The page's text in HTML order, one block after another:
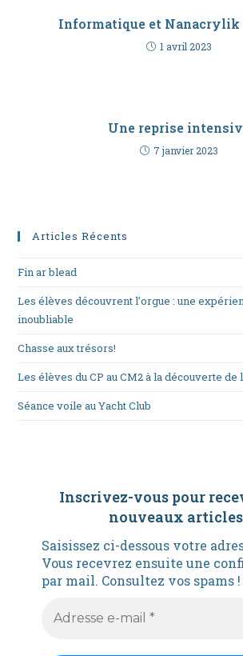
Informatique et Nanacrylik
1 avril 2023
Une reprise
7 janvier 2023
Articles Récents
Fin ar blead
Les élèves découvrent l’orgue : une
inoubliable
Chasse aux trésors!
Les élèves du CP au CM2 à la découverte de
Séance voile au Yacht Club
Inscrivez-vous pour
nouveaux articles
Saisissez ci-dessous votre
Vous recevrez ensuite une
par mail. Consultez vos spams !